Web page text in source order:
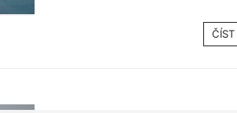
ČÍST